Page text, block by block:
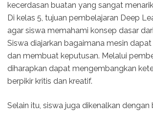
kecerdasan buatan yang sangat
Di kelas 5, tujuan pembelajaran Deep
agar siswa memahami konsep dasar
Siswa diajarkan bagaimana mesin
dan membuat keputusan. Melalui
diharapkan dapat mengembangkan
berpikir kritis dan kreatif.
Selain itu, siswa juga dikenalkan dengan